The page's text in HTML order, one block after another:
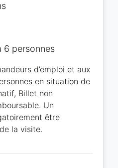
6 personnes
d’emploi et aux
en situation de
Billet non
Un
être
la visite.